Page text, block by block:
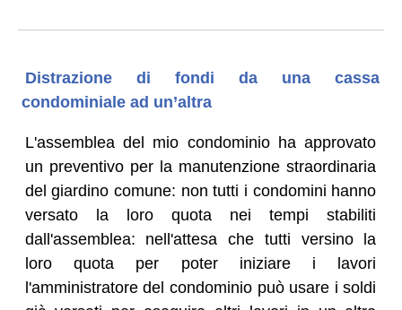
Distrazione di fondi da una cassa
condominiale ad un’altra
L'assemblea del mio condominio ha approvato
un preventivo per la manutenzione straordinaria
del giardino comune: non tutti i condomini hanno
versato la loro quota nei tempi stabiliti
dall'assemblea: nell'attesa che tutti versino la
loro quota per poter iniziare i lavori
l'amministratore del condominio può usare i soldi